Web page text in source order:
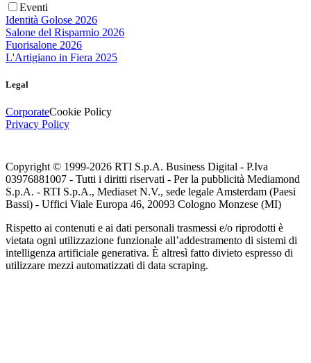
Eventi
Identità Golose 2026
Salone del Risparmio 2026
Fuorisalone 2026
L'Artigiano in Fiera 2025
Legal
CorporateCookie Policy
Privacy Policy
Copyright © 1999-2026 RTI S.p.A. Business Digital - P.Iva
03976881007 - Tutti i diritti riservati - Per la pubblicità Mediamond
S.p.A. - RTI S.p.A., Mediaset N.V., sede legale Amsterdam (Paesi
Bassi) - Uffici Viale Europa 46, 20093 Cologno Monzese (MI)
Rispetto ai contenuti e ai dati personali trasmessi e/o riprodotti è
vietata ogni utilizzazione funzionale all’addestramento di sistemi di
intelligenza artificiale generativa. È altresì fatto divieto espresso di
utilizzare mezzi automatizzati di data scraping.